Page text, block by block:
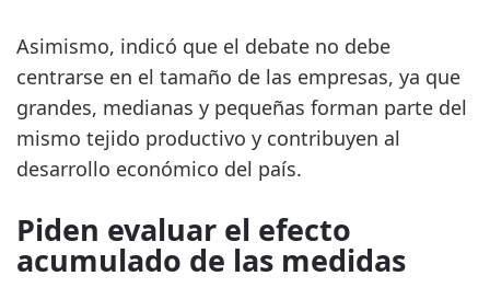
Asimismo, indicó que el debate no debe
centrarse en el tamaño de las empresas, ya que
grandes, medianas y pequeñas forman parte del
mismo tejido productivo y contribuyen al
desarrollo económico del país.
Piden evaluar el efecto
acumulado de las medidas